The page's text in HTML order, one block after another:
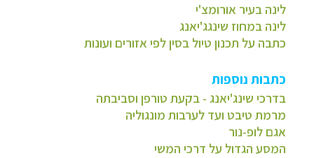
לינה בעיר אורומצ'י
לינה במחוז שינגג'יאנג
כתבה על תכנון טיול בסין לפי אזורים ועונות
כתבות נוספות
בדרכי שינג'יאנג - בקעת טורפן וסביבתה
מרמת טיבט ועד לערבות מונגוליה
אגם לופ-נור
המסע הגדול על דרכי המשי